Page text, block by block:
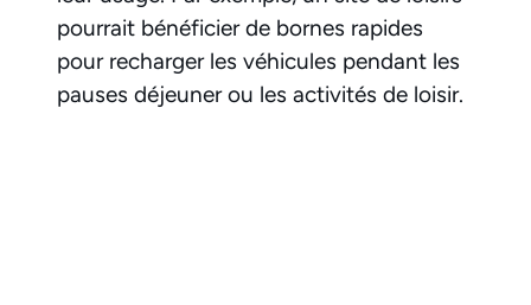
pourrait bénéficier de bornes rapides
pour recharger les véhicules pendant les
pauses déjeuner ou les activités de loisir.